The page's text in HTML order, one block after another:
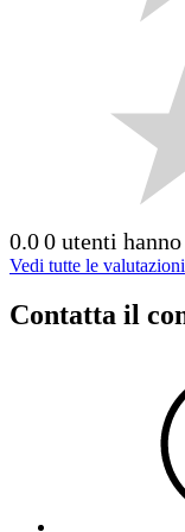
0.00 utenti
Vedi tutte le valutazioni
Contatta il